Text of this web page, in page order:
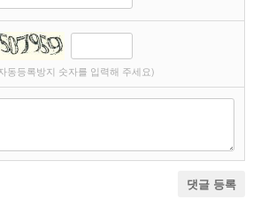
동등록방지 숫자를 입력해 주세요)
댓글 등록